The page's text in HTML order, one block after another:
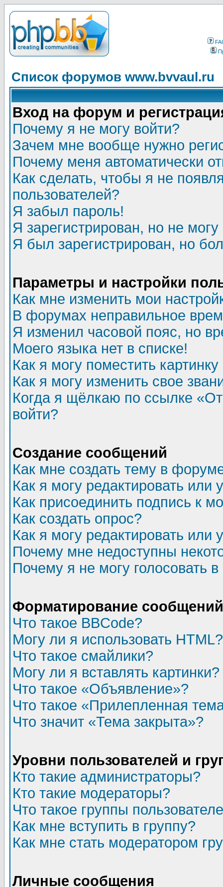
Список форумов www.bvvaul.ru
Вход на форум и
Почему я не могу войти?
Зачем мне вообще нужно
Почему меня автоматически
Как сделать, чтобы я не
пользователей?
Я забыл пароль!
Я зарегистрирован, но не могу
Я был зарегистрирован, но
Параметры и настройки
Как мне изменить мои
В форумах неправильное
Я изменил часовой пояс, но
Моего языка нет в списке!
Как я могу поместить
Как я могу изменить свое
Когда я щёлкаю по ссылке
войти?
Создание сообщений
Как мне создать тему в
Как я могу редактировать или
Как присоединить подпись к
Как создать опрос?
Как я могу редактировать или
Почему мне недоступны
Почему я не могу голосовать
Форматирование
Что такое BBCode?
Могу ли я использовать HTML?
Что такое смайлики?
Могу ли я вставлять картинки?
Что такое «Объявление»?
Что такое «Прилепленная
Что значит «Тема закрыта»?
Уровни пользователей и
Кто такие администраторы?
Кто такие модераторы?
Что такое группы
Как мне вступить в группу?
Как мне стать модератором
Личные сообщения